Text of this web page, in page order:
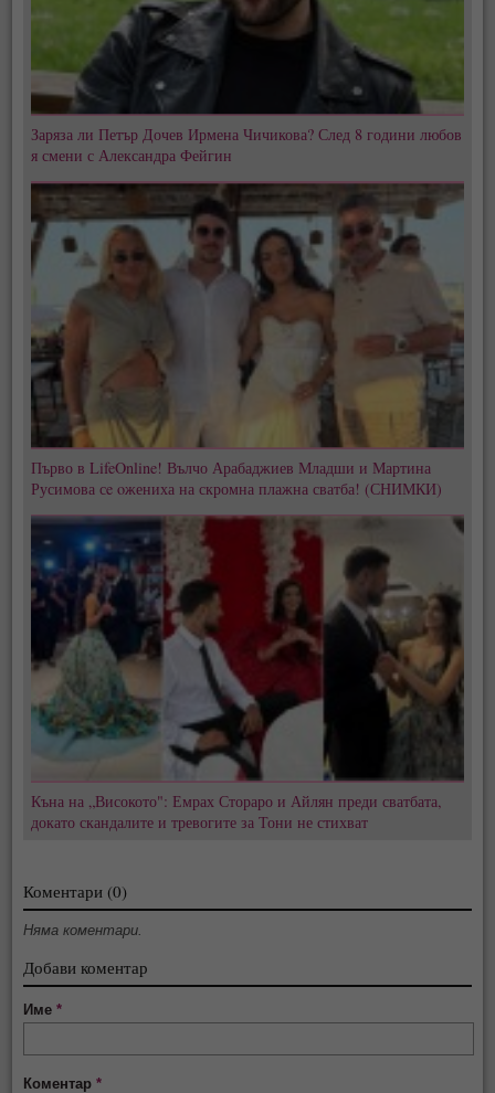
Заряза ли Петър Дочев Ирмена Чичикова? След 8 години любов
я смени с Александра Фейгин
Първо в LifeOnline! Вълчо Арабаджиев Младши и Мартина
Русимова сe oжениха на скромна плажна сватба! (СНИМКИ)
Къна на „Високото": Емрах Стораро и Айлян преди сватбата,
докато скандалите и тревогите за Тони не стихват
Коментари (0)
Няма коментари.
Добави коментар
Име*
Коментар*